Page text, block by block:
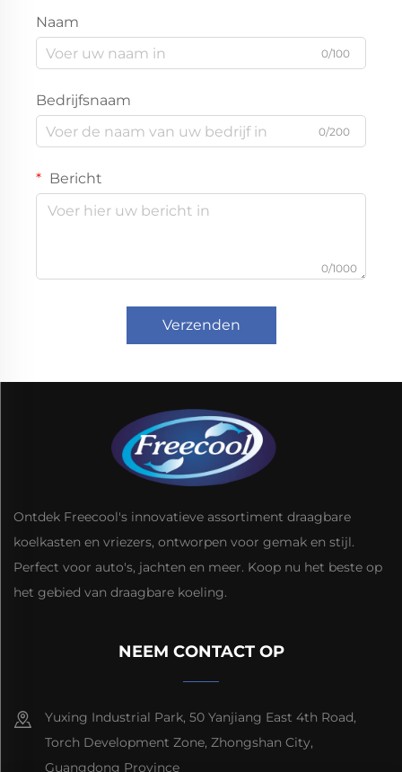
Naam
0/100
Bedrijfsnaam
0/200
Bericht
0/1000
Verzenden
Ontdek Freecool's innovatieve assortiment draagbare
koelkasten en vriezers, ontworpen voor gemak en stijl.
Perfect voor auto's, jachten en meer. Koop nu het beste op
het gebied van draagbare koeling.
NEEM CONTACT OP
Yuxing Industrial Park, 50 Yanjiang East 4th Road,
Torch Development Zone, Zhongshan City,
Guangdong Province